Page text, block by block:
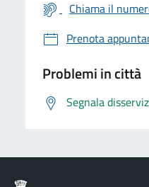
Chiama il
Prenota
Problemi in città
Segnala